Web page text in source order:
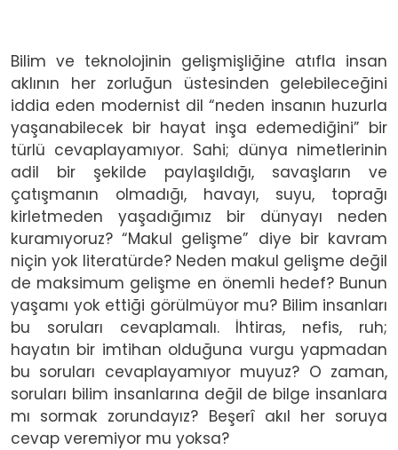
Bilim ve teknolojinin gelişmişliğine atıfla insan
aklının her zorluğun üstesinden gelebileceğini
iddia eden modernist dil “neden insanın huzurla
yaşanabilecek bir hayat inşa edemediğini” bir
türlü cevaplayamıyor. Sahi; dünya nimetlerinin
adil bir şekilde paylaşıldığı, savaşların ve
çatışmanın olmadığı, havayı, suyu, toprağı
kirletmeden yaşadığımız bir dünyayı neden
kuramıyoruz? “Makul gelişme” diye bir kavram
niçin yok literatürde? Neden makul gelişme değil
de maksimum gelişme en önemli hedef? Bunun
yaşamı yok ettiği görülmüyor mu? Bilim insanları
bu soruları cevaplamalı. İhtiras, nefis, ruh;
hayatın bir imtihan olduğuna vurgu yapmadan
bu soruları cevaplayamıyor muyuz? O zaman,
soruları bilim insanlarına değil de bilge insanlara
mı sormak zorundayız? Beşerî akıl her soruya
cevap veremiyor mu yoksa?